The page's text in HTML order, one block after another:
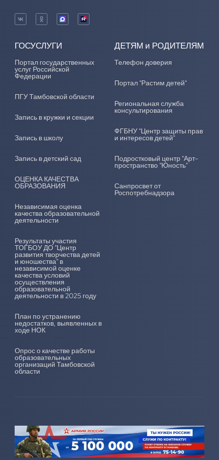
ГОСУСЛУГИ
Портал государственных
услуг Российской
Федерации
ПГУ Тамбовской области
Запись в кружки и секции
Запись в школу
Запись в детский сад
ОЦЕНКА КАЧЕСТВА
ОБРАЗОВАНИЯ
Независимая оценка
качества образовательной
деятельности
Результаты участия
ТОГБОУ ДО "Центр
развития творчества детей
и юношества" в
независимой оценке
качества условий
осуществления
образовательной
деятельности в 2025 году
План по устранению
недостатков, выявленных в
ходе НОК
Опрос о качестве работы
образовательных
организаций Тамбовской
области
ДЕТЯМ и РОДИТЕЛЯМ
Телефон доверия
Портал "Растим детей"
Региональная служба
консультирования
ФГБНУ "Центр защиты прав
и интересов детей"
Подростковый центр "Арт-
пространство "Юность"
Санпросвет от
Роспотребнадзора